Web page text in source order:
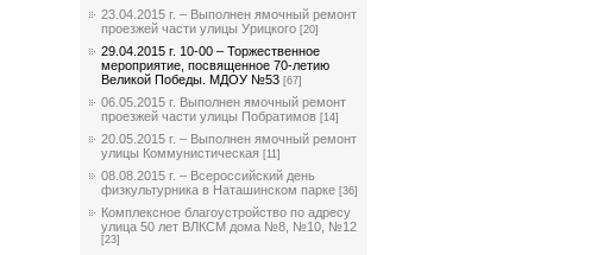
23.04.2015 г. – Выполнен ямочный ремонт
проезжей части улицы Урицкого [20]
29.04.2015 г. 10-00 – Торжественное
мероприятие, посвященное 70-летию
Великой Победы. МДОУ №53 [67]
06.05.2015 г. Выполнен ямочный ремонт
проезжей части улицы Побратимов [14]
20.05.2015 г. – Выполнен ямочный ремонт
улицы Коммунистическая [11]
08.08.2015 г. – Всероссийский день
физкультурника в Наташинском парке [36]
Комплексное благоустройство по адресу
улица 50 лет ВЛКСМ дома №8, №10, №12
[23]